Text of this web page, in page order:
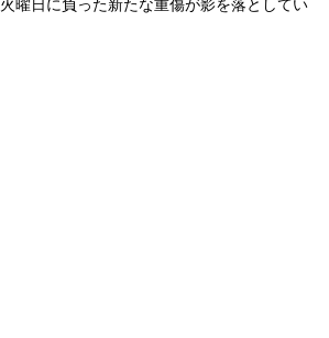
曜日に負った新たな重傷が影を落としてい